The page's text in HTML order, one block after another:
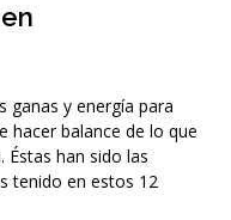
ganas y energía para
hacer balance de lo que
Éstas han sido las
tenido en estos 12